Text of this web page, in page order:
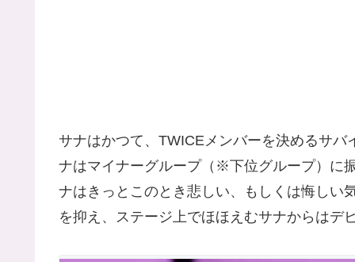
サナはかつて、TWICEメンバーを決めるサバ
ナはマイナーグループ（※下位グループ）に
ナはきっとこのとき悲しい、もしくは悔しい
を抑え、ステージ上でほほえむサナからはデ